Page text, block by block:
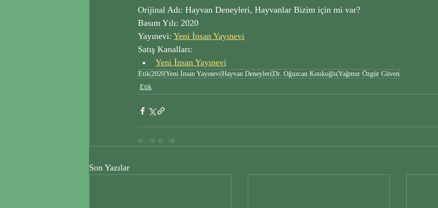
Orijinal Adı: Hayvan Deneyleri, Hayvanlar Bizim için mi var?
Basım Yılı: 2020
Yayınevi: Yeni İnsan Yayınevi
Satış Kanalları:
Yeni İnsan Yayınevi
Etik2020Yeni İnsan YayıneviHayvan DeneyleriDr. Oğuzcan KınıkoğluYağmur Özgür Güven
Etik
Son Yazılar